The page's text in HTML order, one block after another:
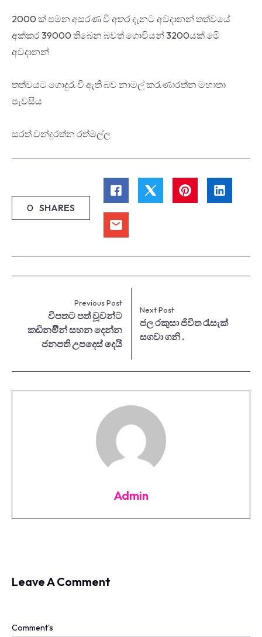
2000 ක් පමන අසරණ වි අතර දැනට අවදානන් තත්වයේ
අක්කර 39000 තිබෙන බවත් ගොවියන් 3200යක් මෙි
අවදානන්
තත්වයට ගොදුරැ වි ඇති බව නාමල් කරැණාරත්න මහාතා
පැවසිය
සරත් චන්දුරත්න රත්මල්ල
0 SHARES
Previous Post
විපතට පත් වූවන්ට
කඩිනමිිින් සහන දෙන්න
ජනපති උපදෙස් දෙයි
Next Post
ජල රකුසා ජිවිත රැසැක්
සගවා ගනි .
Admin
Leave A Comment
Comment's